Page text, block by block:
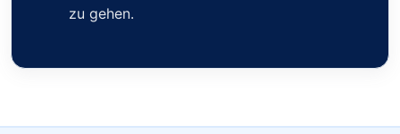
zu gehen.